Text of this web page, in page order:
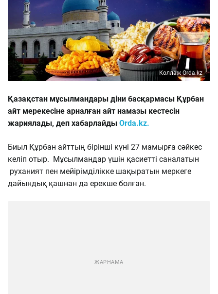
Коллаж Orda.kz
Қазақстан мұсылмандары діни басқармасы Құрбан
айт мерекесіне арналған айт намазы кестесін
жариялады, деп хабарлайды Orda.kz.
Биыл Құрбан айттың бірінші күні 27 мамырға сәйкес
келіп отыр. Мұсылмандар үшін қасиетті саналатын
руханият пен мейірімділікке шақыратын меркеге
дайындық қашнан да ерекше болған.